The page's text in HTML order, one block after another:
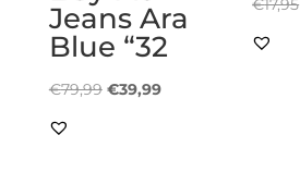
Jeans Ara
Blue “32
€79,99 Oorspronkelijke
€39,99Huidige
€17,95